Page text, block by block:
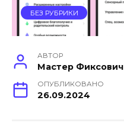
БЕЗ РУБРИКИ
АВТОР
Мастер Фиксович
ОПУБЛИКОВАНО
26.09.2024